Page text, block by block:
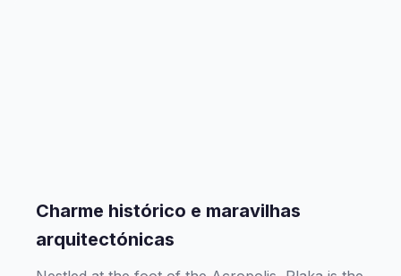
Charme histórico e maravilhas
arquitectónicas